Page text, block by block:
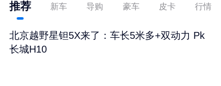
推荐 新车 导购 豪车 皮卡 行情
北京越野星钽5X来了：车长5米多+双动力 Pk
长城H10